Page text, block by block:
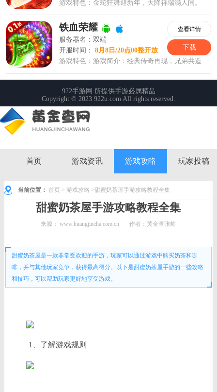
首页 游戏资讯 游戏攻略 玩家投稿
当前位置： 首页 > 游戏攻略 >甜蜜奶茶屋手游攻略教程全集
甜蜜奶茶屋手游攻略教程全集
来源：www.huangjincha.com.cn 作者：黄金查张帅
甜蜜奶茶屋是一款非常受欢迎的手游，玩家可以通过游戏中购买奶茶和咖
啡，并与其他玩家竞争，获得最高得分。以下是甜蜜奶茶屋手游的一些攻略
和技巧，可以帮助玩家更好地享受游戏。
1、了解游戏规则